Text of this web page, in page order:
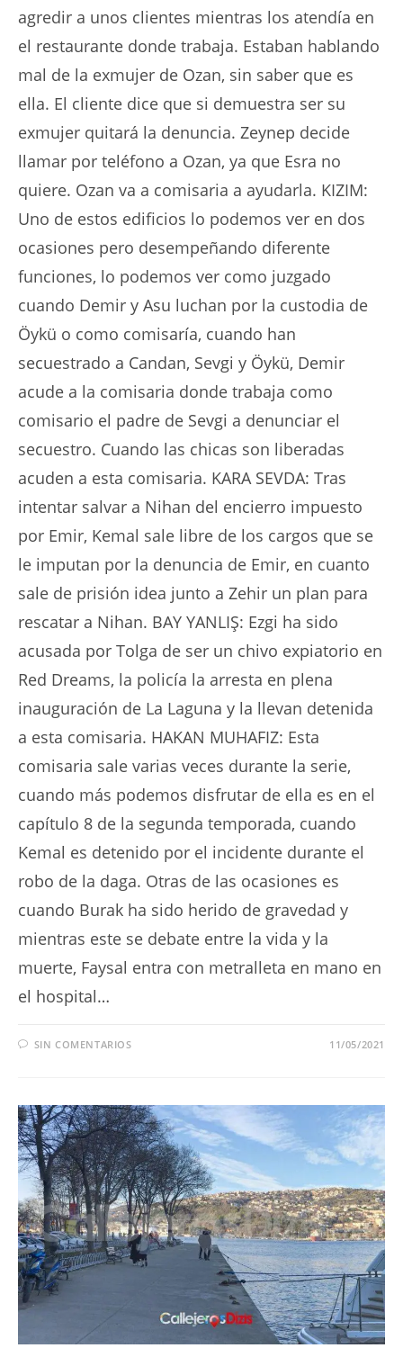
agredir a unos clientes mientras los atendía en
el restaurante donde trabaja. Estaban hablando
mal de la exmujer de Ozan, sin saber que es
ella. El cliente dice que si demuestra ser su
exmujer quitará la denuncia. Zeynep decide
llamar por teléfono a Ozan, ya que Esra no
quiere. Ozan va a comisaria a ayudarla. KIZIM:
Uno de estos edificios lo podemos ver en dos
ocasiones pero desempeñando diferente
funciones, lo podemos ver como juzgado
cuando Demir y Asu luchan por la custodia de
Öykü o como comisaría, cuando han
secuestrado a Candan, Sevgi y Öykü, Demir
acude a la comisaria donde trabaja como
comisario el padre de Sevgi a denunciar el
secuestro. Cuando las chicas son liberadas
acuden a esta comisaria. KARA SEVDA: Tras
intentar salvar a Nihan del encierro impuesto
por Emir, Kemal sale libre de los cargos que se
le imputan por la denuncia de Emir, en cuanto
sale de prisión idea junto a Zehir un plan para
rescatar a Nihan. BAY YANLIŞ: Ezgi ha sido
acusada por Tolga de ser un chivo expiatorio en
Red Dreams, la policía la arresta en plena
inauguración de La Laguna y la llevan detenida
a esta comisaria. HAKAN MUHAFIZ: Esta
comisaria sale varias veces durante la serie,
cuando más podemos disfrutar de ella es en el
capítulo 8 de la segunda temporada, cuando
Kemal es detenido por el incidente durante el
robo de la daga. Otras de las ocasiones es
cuando Burak ha sido herido de gravedad y
mientras este se debate entre la vida y la
muerte, Faysal entra con metralleta en mano en
el hospital…
SIN COMENTARIOS 11/05/2021